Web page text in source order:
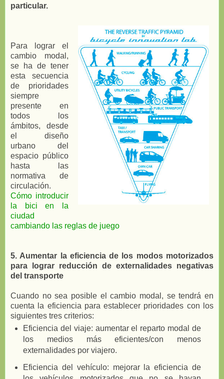
particular.
Para lograr el
cambio modal,
se ha de tener
esta secuencia
de prioridades
siempre
presente en
todos los
ámbitos, desde
el diseño
urbano del
espacio público
hasta las
normativa de
circulación.
Cómo introducir
la bici en la
ciudad
cambiando las reglas de juego
5. Aumentar la eficiencia de los modos motorizados
para lograr reducción de externalidades negativas
del transporte
Cuando no sea posible el cambio modal, se tendrá en
cuenta la eficiencia para establecer prioridades con los
siguientes tres criterios:
Eficiencia del viaje: aumentar el reparto modal de
los medios más eficientes/con menos
externalidades por viajero.
Eficiencia del vehículo: mejorar la eficiencia de